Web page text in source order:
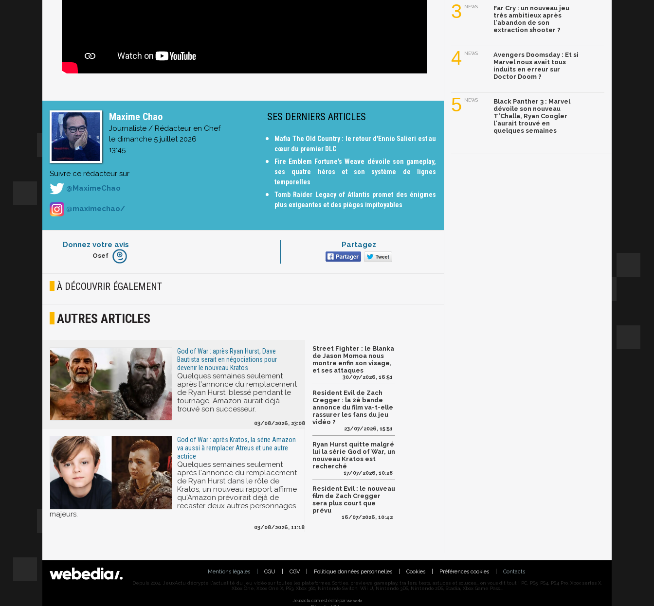
Maxime Chao
Journaliste / Rédacteur en Chef
le dimanche 5 juillet 2026
13:45
Suivre ce rédacteur sur
@MaximeChao
@maximechao/
SES DERNIERS ARTICLES
Mafia The Old Country : le retour d'Ennio Salieri est au
cœur du premier DLC
Fire Emblem Fortune's Weave dévoile son gameplay,
ses quatre héros et son système de lignes
temporelles
Tomb Raider Legacy of Atlantis promet des énigmes
plus exigeantes et des pièges impitoyables
Donnez votre avis
Furieux
Joyeux
Osef
Partagez
À DÉCOUVRIR ÉGALEMENT
AUTRES ARTICLES
God of War : après Ryan Hurst, Dave
Bautista serait en négociations pour
devenir le nouveau Kratos
Quelques semaines seulement
après l'annonce du remplacement
de Ryan Hurst, blessé pendant le
tournage, Amazon aurait déjà
trouvé son successeur.
03/08/2026, 23:08
God of War : après Kratos, la série Amazon
va aussi à remplacer Atreus et une autre
actrice
Quelques semaines seulement
après l'annonce du remplacement
de Ryan Hurst dans le rôle de
Kratos, un nouveau rapport affirme
qu'Amazon prévoirait déjà de
recaster deux autres personnages
majeurs.
03/08/2026, 11:18
Street Fighter : le Blanka
de Jason Momoa nous
montre enfin son visage,
et ses attaques
30/07/2026, 16:51
Resident Evil de Zach
Cregger : la 2è bande
annonce du film va-t-elle
rassurer les fans du jeu
vidéo ?
23/07/2026, 15:51
Ryan Hurst quitte malgré
lui la série God of War, un
nouveau Kratos est
recherché
17/07/2026, 10:28
Resident Evil : le nouveau
film de Zach Cregger
sera plus court que
prévu
16/07/2026, 10:42
3 NEWS
Far Cry : un nouveau jeu
très ambitieux après
l'abandon de son
extraction shooter ?
4 NEWS
Avengers Doomsday : Et si
Marvel nous avait tous
induits en erreur sur
Doctor Doom ?
5 NEWS
Black Panther 3 : Marvel
dévoile son nouveau
T'Challa, Ryan Coogler
l'aurait trouvé en
quelques semaines
Mentions légales CGU CGV Politique données personnelles Cookies Préférences cookies Contacts
Depuis 2004, JeuxActu décrypte l'actualité du jeu vidéo sur toutes les plateformes. Sorties, previews, gameplay, trailers, tests, astuces et soluces... on vous dit tout ! PC, PS5, PS4, PS4 Pro, Xbox series X,
Xbox One, Xbox One X, PS3, Xbox 360, Nintendo Switch, Wii U, Nintendo 3DS, Nintendo 2DS, Stadia, Xbox Game Pass...
Jeuxactu.com est édité par Webedia